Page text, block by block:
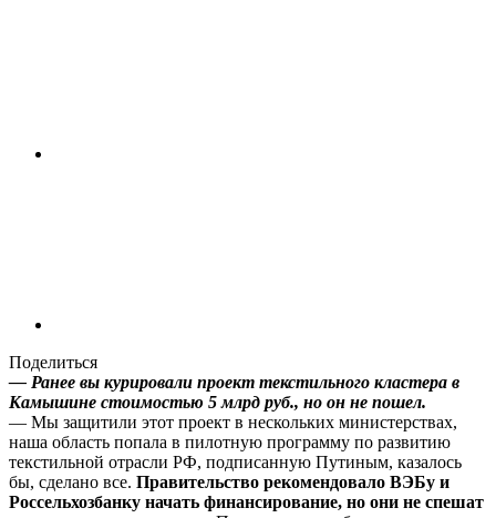
Поделиться
— Ранее вы курировали проект текстильного кластера в
Камышине стоимостью 5 млрд руб., но он не пошел.
— Мы защитили этот проект в нескольких министерствах,
наша область попала в пилотную программу по развитию
текстильной отрасли РФ, подписанную Путиным, казалось
бы, сделано все. Правительство рекомендовало ВЭБу и
Россельхозбанку начать финансирование, но они не спешат